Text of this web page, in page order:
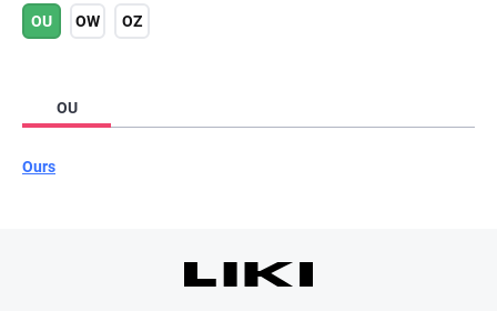
OU OW OZ
OU
Ours